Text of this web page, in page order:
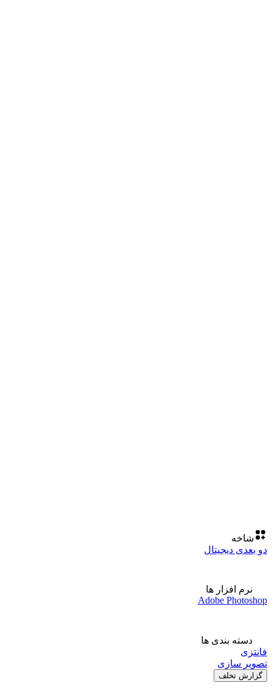
شاخه
دو بعدی دیجیتال
نرم افزار ها
Adobe Photoshop
دسته بندی ها
فانتزی
تصویر سازی
گزارش تخلف